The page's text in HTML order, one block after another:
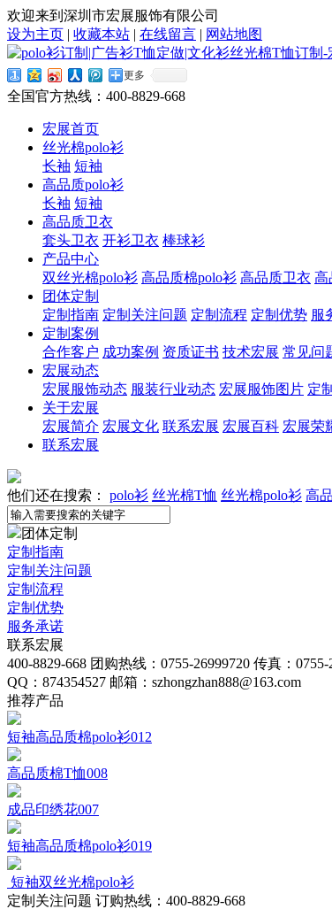
欢迎来到深圳市宏展服饰有限公司
设为主页 | 收藏本站 | 在线留言 | 网站地图
更多
全国官方热线： 400-8829-668
宏展首页
丝光棉polo衫
长袖 短袖
高品质polo衫
长袖 短袖
高品质卫衣
套头卫衣 开衫卫衣 棒球衫
产品中心
双丝光棉polo衫 高品质棉polo衫 高品质卫衣 高
团体定制
定制指南 定制关注问题 定制流程 定制优势 服
定制案例
合作客户 成功案例 资质证书 技术宏展 常见问
宏展动态
宏展服饰动态 服装行业动态 宏展服饰图片 定
关于宏展
宏展简介 宏展文化 联系宏展 宏展百科 宏展荣
联系宏展
他们还在搜索： polo衫 丝光棉T恤 丝光棉polo衫 高
团体定制
定制指南
定制关注问题
定制流程
定制优势
服务承诺
联系宏展
400-8829-668 团购热线：0755-26999720 传真：0755-
QQ：874354527 邮箱：szhongzhan888@163.com
推荐产品
短袖高品质棉polo衫012
高品质棉T恤008
成品印绣花007
短袖高品质棉polo衫019
短袖双丝光棉polo衫
定制关注问题 订购热线：400-8829-668